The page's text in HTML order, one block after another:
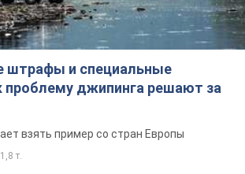
штрафы и специальные
проблему джипинга решают за
взять пример со стран Европы
1,8 т.